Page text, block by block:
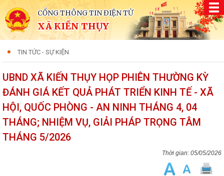
CỔNG THÔNG TIN ĐIỆN TỬ
XÃ KIẾN THỤY
TIN TỨC - SỰ KIỆN
UBND XÃ KIẾN THỤY HỌP PHIÊN THƯỜNG KỲ
ĐÁNH GIÁ KẾT QUẢ PHÁT TRIỂN KINH TẾ - XÃ
HỘI, QUỐC PHÒNG - AN NINH THÁNG 4, 04
THÁNG; NHIỆM VỤ, GIẢI PHÁP TRỌNG TÂM
THÁNG 5/2026
05/05/2026